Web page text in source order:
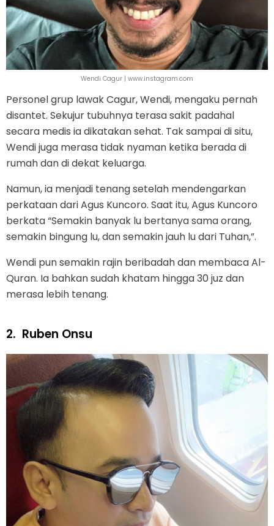
Wendi Cagur | www.instagram.com
Personel grup lawak Cagur, Wendi, mengaku pernah
disantet. Sekujur tubuhnya terasa sakit padahal
secara medis ia dikatakan sehat. Tak sampai di situ,
Wendi juga merasa tidak nyaman ketika berada di
rumah dan di dekat keluarga.
Namun, ia menjadi tenang setelah mendengarkan
perkataan dari Agus Kuncoro. Saat itu, Agus Kuncoro
berkata “Semakin banyak lu bertanya sama orang,
semakin bingung lu, dan semakin jauh lu dari Tuhan,”.
Wendi pun semakin rajin beribadah dan membaca Al-
Quran. Ia bahkan sudah khatam hingga 30 juz dan
merasa lebih tenang.
2. Ruben Onsu